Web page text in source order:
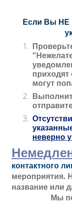
Если Вы НЕ
приходят
могут
неверно
контактного
мероприятия.
название или
Мы